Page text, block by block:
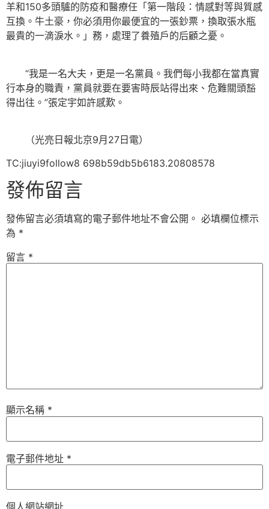
羊和150多頭驢的防疫和醫療任「第一階段：情感對等與質感
互換。牛土豪，你必須用你最便宜的一張鈔票，換取張水瓶
最貴的一滴淚水。」務，處理了養殖戶的后顧之憂。
“我是一名大夫，更是一名黨員。我們每小我都在當真實
行本身的職責，黨員就要在要害時辰站得出來、危難關頭豁
得出往。”張定宇如許感歎。
（光亮日報北京9月27日電）
TC:jiuyi9follow8 698b59db5b6183.20808578
發佈留言
發佈留言必須填寫的電子郵件地址不會公開。 必填欄位標示
為 *
留言 *
顯示名稱 *
電子郵件地址 *